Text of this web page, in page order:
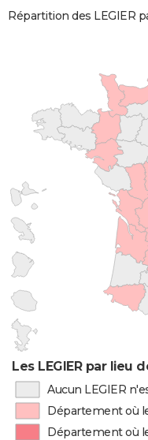
Répartition des LEGIER
Les LEGIER par lieu
Aucun LEGIER
Département où
Département où